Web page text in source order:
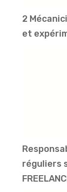
2
et
réguliers